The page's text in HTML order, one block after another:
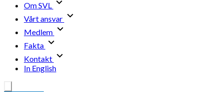
Om SVL
Vårt ansvar
Medlem
Fakta
Kontakt
In English